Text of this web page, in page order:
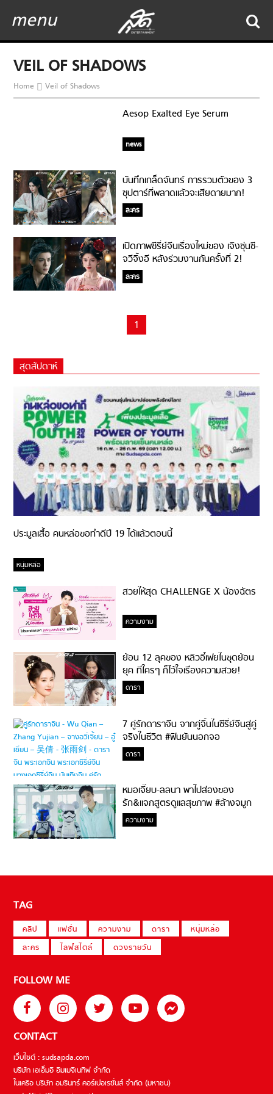
menu
VEIL OF SHADOWS
Home Veil of Shadows
Aesop Exalted Eye Serum
news
บันทึกเกล็ดจันทร์ การรวมตัวของ 3
ซุปตาร์ที่พลาดแล้วจะเสียดายมาก!
ละคร
เปิดภาพซีรี่ย์จีนเรื่องใหม่ของ เจิงซุ่นซี-
จวีจิ้งอี หลังร่วมงานกันครั้งที่ 2!
ละคร
1
สุดสัปดาห์
ประมูลเสื้อ คนหล่อขอทำดีปี 19 ได้แล้วตอนนี้
หนุ่มหล่อ
สวยให้สุด CHALLENGE X น้องฉัตร
ความงาม
ย้อน 12 ลุคของ หลิวอี้เฟยในชุดย้อน
ยุค ที่ใครๆ ก็ไว้ใจเรื่องความสวย!
ดารา
7 คู่รักดาราจีน จากคู่จิ้นในซีรี่ย์จีนสู่คู่
จริงในชีวิต #ฟินยันนอกจอ
ดารา
หมอเจี๊ยบ-ลลนา พาไปส่องของ
รัก&แจกสูตรดูแลสุขภาพ #ล้างจมูก
ไม่ยากจะสอนให้
ความงาม
TAG
คลิป แฟชั่น ความงาม ดารา
หนุ่มหล่อ
ละคร
ไลฟ์สไตล์ ดวงรายวัน
FOLLOW ME
CONTACT
เว็บไซต์ : sudsapda.com
บริษัท เอเอ็มอี อิมเมจิเนทีฟ จำกัด
ในเครือ บริษัท อมรินทร์ คอร์เปอเรชั่นส์ จำกัด (มหาชน)